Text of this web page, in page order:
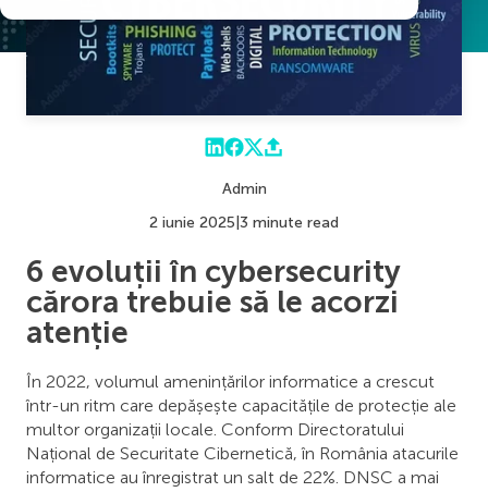
Admin
2 iunie 2025 3 minute read
6 evoluții în cybersecurity
cărora trebuie să le acorzi
atenție
În 2022, volumul amenințărilor informatice a crescut
într-un ritm care depășește capacitățile de protecție ale
multor organizații locale. Conform Directoratului
Național de Securitate Cibernetică, în România atacurile
informatice au înregistrat un salt de 22%. DNSC a mai